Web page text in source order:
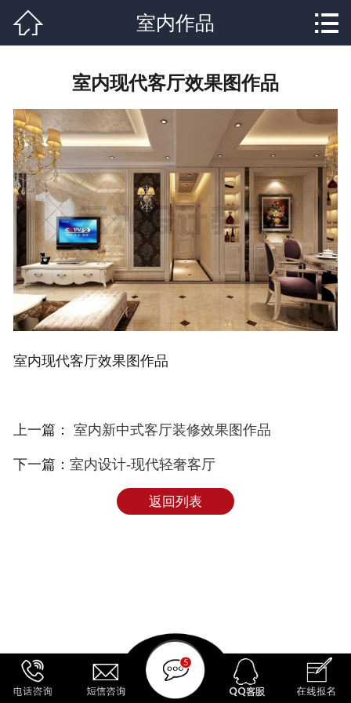
专业课程
学校新闻
成功学子
行业资讯
学生作品
联系我们
在线报名
 室内作品 
室内现代客厅效果图作品
室内现代客厅效果图作品
上一篇： 室内新中式客厅装修效果图作品
下一篇： 室内设计-现代轻奢客厅
返回列表